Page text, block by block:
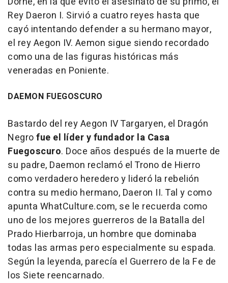
Rey Daeron I. Sirvió a cuatro reyes hasta que
cayó intentando defender a su hermano mayor,
el rey Aegon IV. Aemon sigue siendo recordado
como una de las figuras históricas más
veneradas en Poniente.
DAEMON FUEGOSCURO
Bastardo del rey Aegon IV Targaryen, el Dragón
Negrofue el líder y fundador la Casa
Fuegoscuro. Doce años después de la muerte de
su padre, Daemon reclamó el Trono de Hierro
como verdadero heredero y lideró la rebelión
contra su medio hermano, Daeron II. Tal y como
apunta WhatCulture.com, se le recuerda como
uno de los mejores guerreros de la Batalla del
Prado Hierbarroja, un hombre que dominaba
todas las armas pero especialmente su espada.
Según la leyenda, parecía el Guerrero de la Fe de
los Siete reencarnado.